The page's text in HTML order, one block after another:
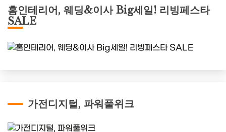
홈인테리어, 웨딩&이사 Big세일! 리빙페스타
SALE
가전디지털, 파워풀위크